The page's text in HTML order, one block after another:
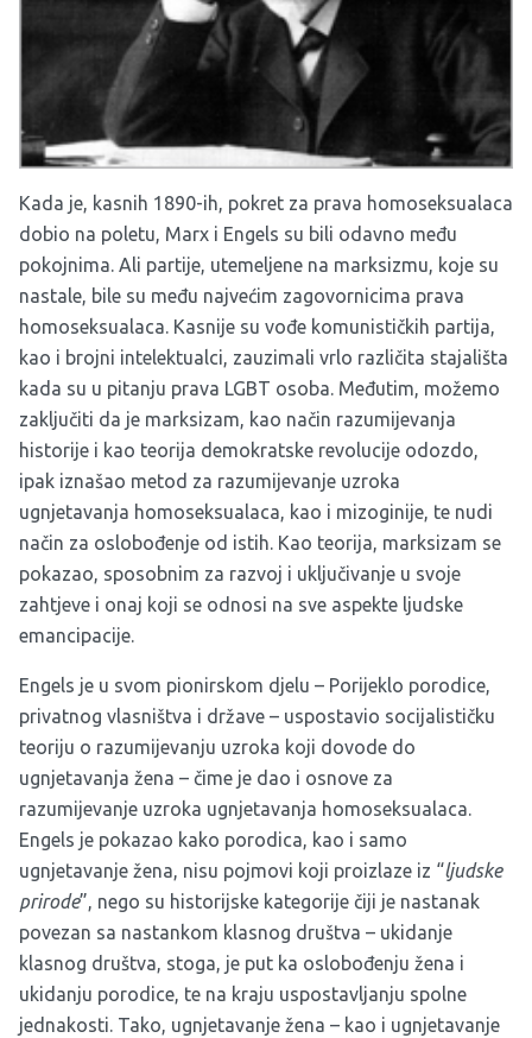
Kada je, kasnih 1890-ih, pokret za prava homoseksualaca
dobio na poletu, Marx i Engels su bili odavno među
pokojnima. Ali partije, utemeljene na marksizmu, koje su
nastale, bile su među najvećim zagovornicima prava
homoseksualaca. Kasnije su vođe komunističkih partija,
kao i brojni intelektualci, zauzimali vrlo različita stajališta
kada su u pitanju prava LGBT osoba. Međutim, možemo
zaključiti da je marksizam, kao način razumijevanja
historije i kao teorija demokratske revolucije odozdo,
ipak iznašao metod za razumijevanje uzroka
ugnjetavanja homoseksualaca, kao i mizoginije, te nudi
način za oslobođenje od istih. Kao teorija, marksizam se
pokazao, sposobnim za razvoj i uključivanje u svoje
zahtjeve i onaj koji se odnosi na sve aspekte ljudske
emancipacije.
Engels je u svom pionirskom djelu – Porijeklo porodice,
privatnog vlasništva i države – uspostavio socijalističku
teoriju o razumijevanju uzroka koji dovode do
ugnjetavanja žena – čime je dao i osnove za
razumijevanje uzroka ugnjetavanja homoseksualaca.
Engels je pokazao kako porodica, kao i samo
ugnjetavanje žena, nisu pojmovi koji proizlaze iz “ljudske
prirode”, nego su historijske kategorije čiji je nastanak
povezan sa nastankom klasnog društva – ukidanje
klasnog društva, stoga, je put ka oslobođenju žena i
ukidanju porodice, te na kraju uspostavljanju spolne
jednakosti. Tako, ugnjetavanje žena – kao i ugnjetavanje